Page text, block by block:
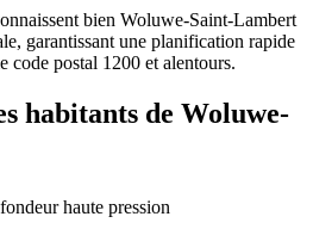
bien Woluwe-Saint-Lambert
garantissant une planification rapide
code postal 1200 et alentours.
habitants de Woluwe-
haute pression